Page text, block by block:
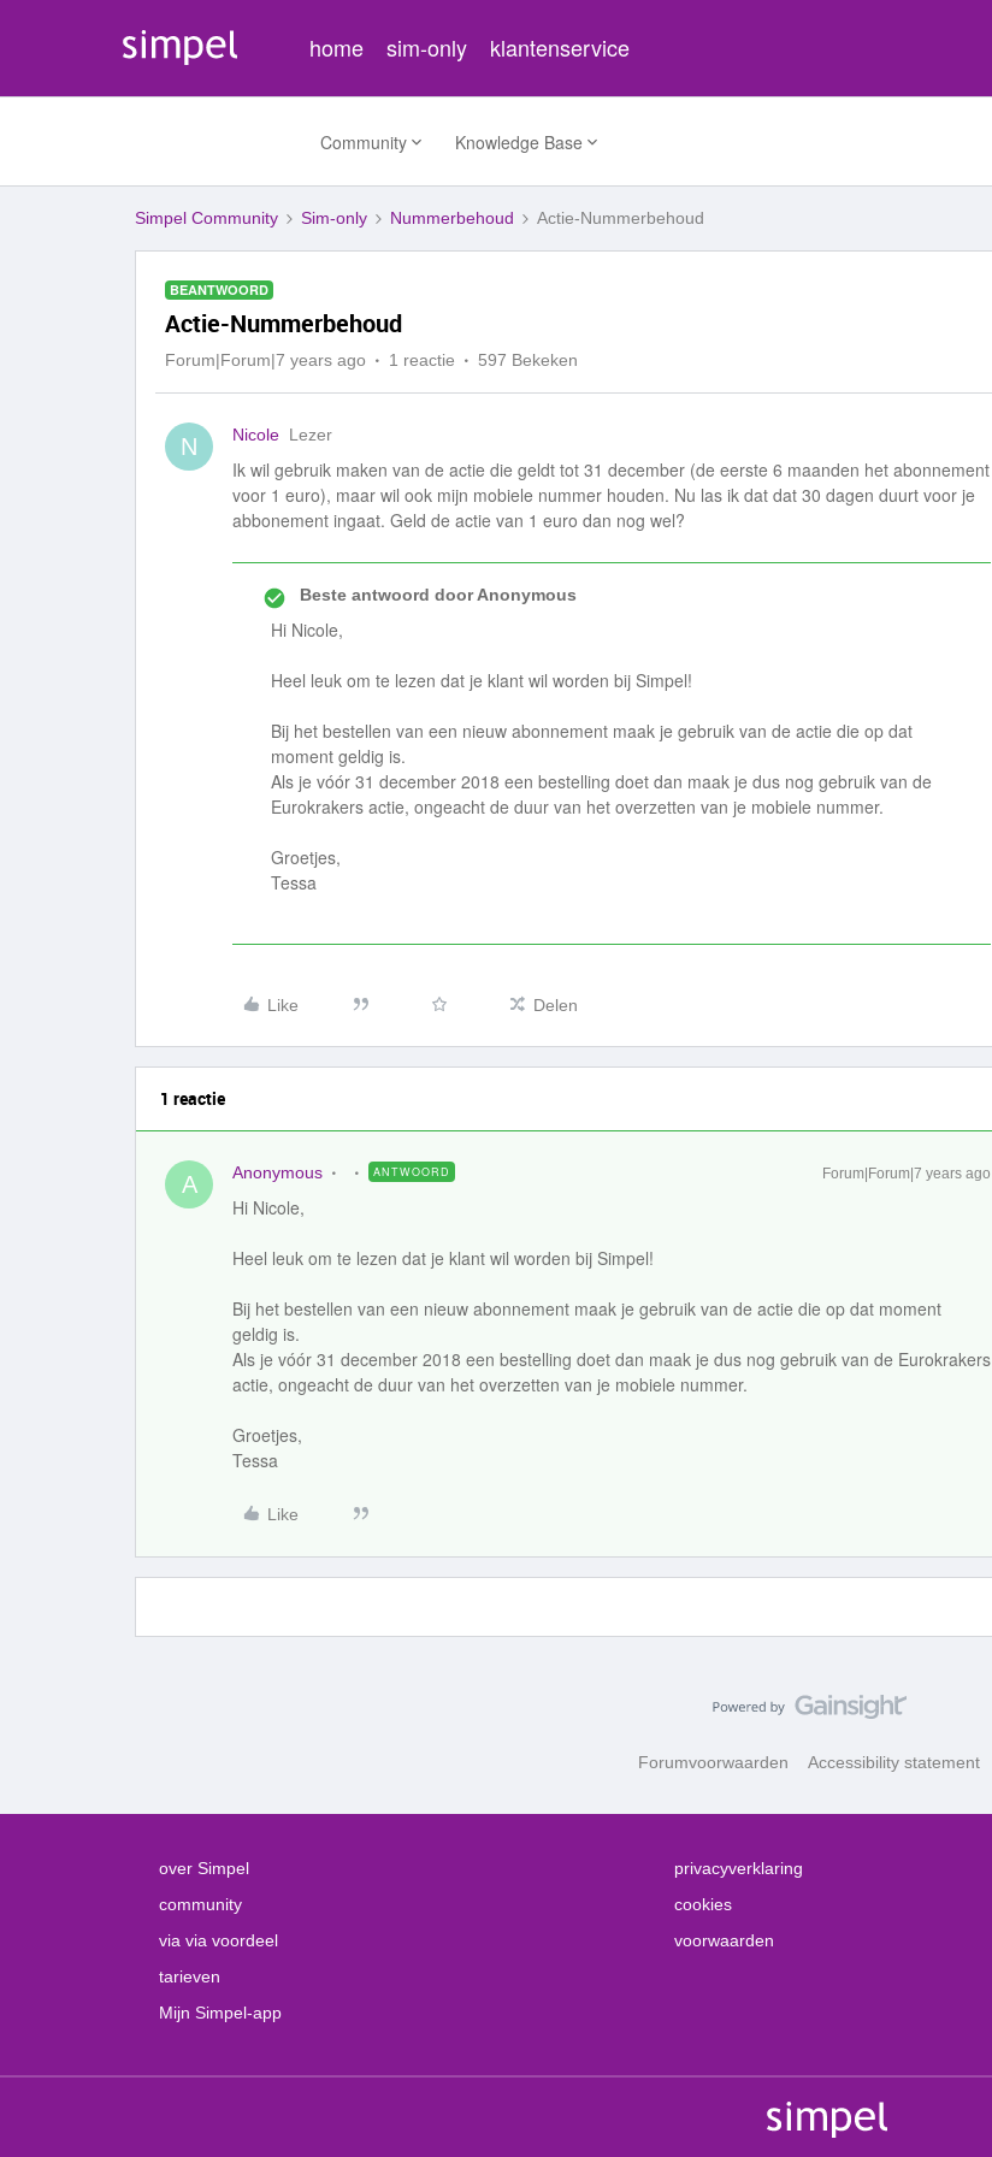
home sim-only klantenservice
Community Knowledge Base
Simpel Community Sim-only Nummerbehoud Actie-Nummerbehoud
BEANTWOORD
Actie-Nummerbehoud
Forum|Forum|7 years ago 1 reactie 597 Bekeken
N Nicole Lezer
Ik wil gebruik maken van de actie die geldt tot 31 december (de eerste 6 maanden het abonnement
voor 1 euro), maar wil ook mijn mobiele nummer houden. Nu las ik dat dat 30 dagen duurt voor je
abbonement ingaat. Geld de actie van 1 euro dan nog wel?
Beste antwoord doorAnonymous
Hi Nicole,
Heel leuk om te lezen dat je klant wil worden bij Simpel!
Bij het bestellen van een nieuw abonnement maak je gebruik van de actie die op dat
moment geldig is.
Als je vóór 31 december 2018 een bestelling doet dan maak je dus nog gebruik van de
Eurokrakers actie, ongeacht de duur van het overzetten van je mobiele nummer.
Groetjes,
Tessa
Like Delen
1 reactie
A Anonymous ANTWOORD Forum|Forum|7 years ago
Hi Nicole,
Heel leuk om te lezen dat je klant wil worden bij Simpel!
Bij het bestellen van een nieuw abonnement maak je gebruik van de actie die op dat moment
geldig is.
Als je vóór 31 december 2018 een bestelling doet dan maak je dus nog gebruik van de Eurokrakers
actie, ongeacht de duur van het overzetten van je mobiele nummer.
Groetjes,
Tessa
Like
Forumvoorwaarden Accessibility statement
over Simpel
community
via via voordeel
tarieven
Mijn Simpel-app
privacyverklaring
cookies
voorwaarden